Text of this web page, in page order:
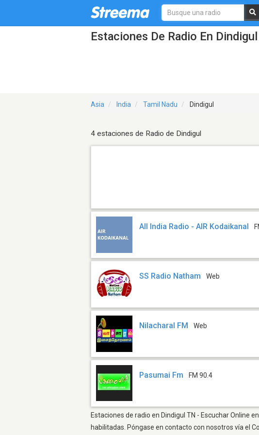
Estaciones De Radio En
Asia India Tamil Nadu Dindigul
4 estaciones de Radio de Dindigul
All India Radio - AIR Kodaikanal
SS Radio Natham Web
Nilacharal FM Web
Pasumai Fm FM 90.4
Estaciones de radio en Dindigul TN - Escuchar Online
habilitadas. Póngase en contacto con nosotros vía el